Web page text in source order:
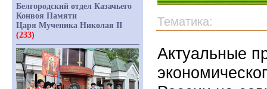
Тематика:
Актуальные
Белгородский отдел Казачьего
Конвоя Памяти
Царя Мученика Николая II
(233)